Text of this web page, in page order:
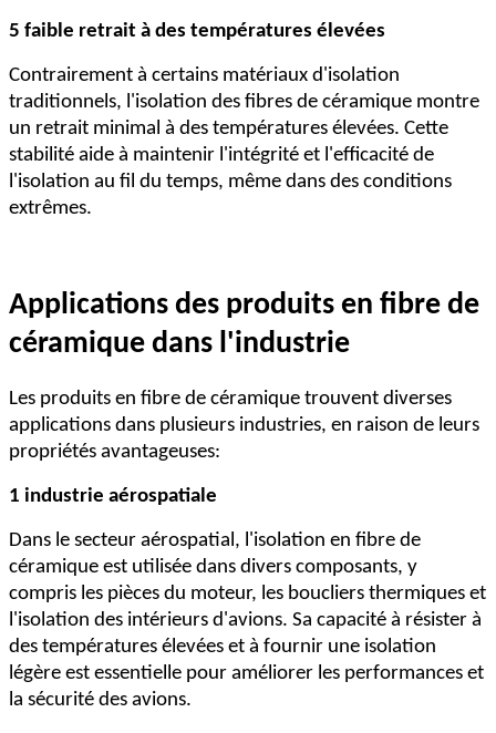
5 faible retrait à des températures élevées
Contrairement à certains matériaux d'isolation
traditionnels, l'isolation des fibres de céramique montre
un retrait minimal à des températures élevées. Cette
stabilité aide à maintenir l'intégrité et l'efficacité de
l'isolation au fil du temps, même dans des conditions
extrêmes.
Applications des produits en fibre de
céramique dans l'industrie
Les produits en fibre de céramique trouvent diverses
applications dans plusieurs industries, en raison de leurs
propriétés avantageuses:
1 industrie aérospatiale
Dans le secteur aérospatial, l'isolation en fibre de
céramique est utilisée dans divers composants, y
compris les pièces du moteur, les boucliers thermiques et
l'isolation des intérieurs d'avions. Sa capacité à résister à
des températures élevées et à fournir une isolation
légère est essentielle pour améliorer les performances et
la sécurité des avions.